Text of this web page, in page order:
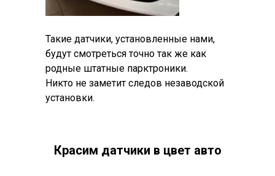
Такие датчики, установленные нами,
будут смотреться точно так же как
родные штатные парктроники.
Никто не заметит следов незаводской
установки.
Красим датчики в цвет авто